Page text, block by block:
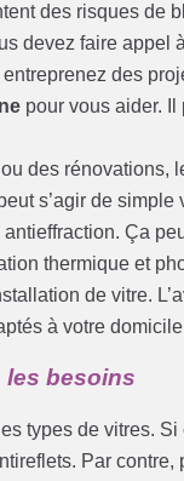
des risques
devez faire appel
des
pour vous aider.
ou des rénovations,
s’agir de
Ça
thermique et
de vitre.
à votre
les besoins
types de vitres.
Par